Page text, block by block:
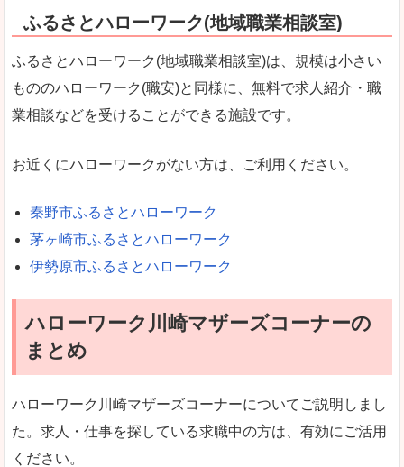
ふるさとハローワーク(地域職業相談室)
ふるさとハローワーク(地域職業相談室)は、規模は小さい
もののハローワーク(職安)と同様に、無料で求人紹介・職
業相談などを受けることができる施設です。
お近くにハローワークがない方は、ご利用ください。
秦野市ふるさとハローワーク
茅ヶ崎市ふるさとハローワーク
伊勢原市ふるさとハローワーク
ハローワーク川崎マザーズコーナーの
まとめ
ハローワーク川崎マザーズコーナーについてご説明しまし
た。求人・仕事を探している求職中の方は、有効にご活用
ください。